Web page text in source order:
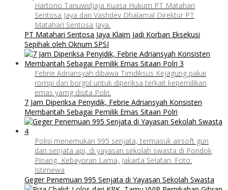
Hartono Tanuwidjaja Kuasa Hukum PT Matahari
Sentosa Jaya dan Vashdev Dhalamal Direktur PT
Matahari Sentosa Jaya.
PT Matahari Sentosa Jaya Klaim Jadi Korban Eksekusi
Sepihak oleh Oknum SPSI
Febrie Adriansyah dibawa Timdiksus Kejagung pakai
rompi dan borgol untuk diperiksa terkait kepemilikan
emas yamg disita Polri.
7 Jam Diperiksa Penyidik, Febrie Adriansyah Konsisten
Membantah Sebagai Pemilik Emas Sitaan Polri
Polisi menemukan 995 senjata, termasuk airsoft gun
dan senjata api, di yayasan sekolah swasta di Pondok
Pinang, Kebayoran Lama, Jakarta Selatan. Foto:
Istimewa
Geger Penemuan 995 Senjata di Yayasan Sekolah Swasta